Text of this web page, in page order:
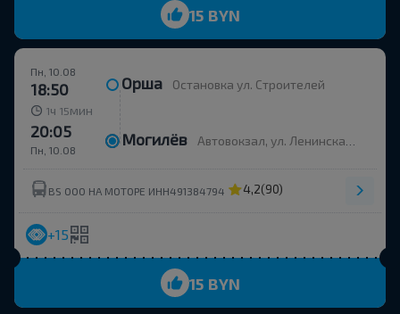
15 BYN
Пн, 10.08
18:50 Орша Остановка ул. Строителей
1ч 15 мин
Пн, 10.08
20:05 Могилёв Автовокзал, ул. Ленинская 93, платформа 6
BS ООО НА МОТОРЕ ИНН491384794 4,2(90)
+15
15 BYN